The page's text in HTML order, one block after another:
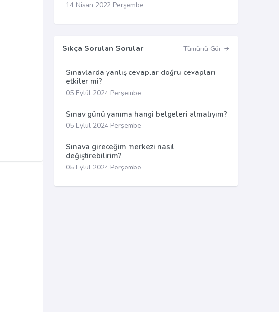
14 Nisan 2022 Perşembe
Sıkça Sorulan Sorular Tümünü Gör
Sınavlarda yanlış cevaplar doğru cevapları
etkiler mi?
05 Eylül 2024 Perşembe
Sınav günü yanıma hangi belgeleri almalıyım?
05 Eylül 2024 Perşembe
Sınava gireceğim merkezi nasıl
değiştirebilirim?
05 Eylül 2024 Perşembe